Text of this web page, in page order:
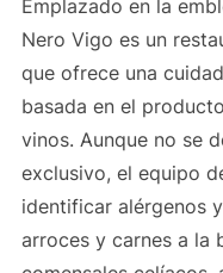
Emplazado en la
Nero Vigo es un
que ofrece una
basada en el
vinos. Aunque no se
exclusivo, el equipo
identificar alérgenos
arroces y carnes a la